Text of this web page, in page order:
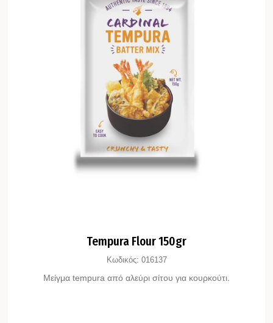
Tempura Flour 150gr
Κωδικός: 016137
Μείγμα tempura από αλεύρι σίτου για κουρκούτι.